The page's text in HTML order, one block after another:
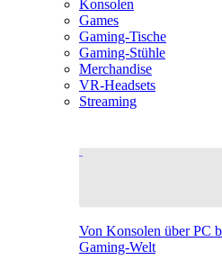
Konsolen
Games
Gaming-Tische
Gaming-Stühle
Merchandise
VR-Headsets
Streaming
Von Konsolen über PC
Gaming-Welt